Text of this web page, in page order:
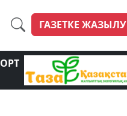
ГАЗЕТКЕ ЖАЗЫЛУ